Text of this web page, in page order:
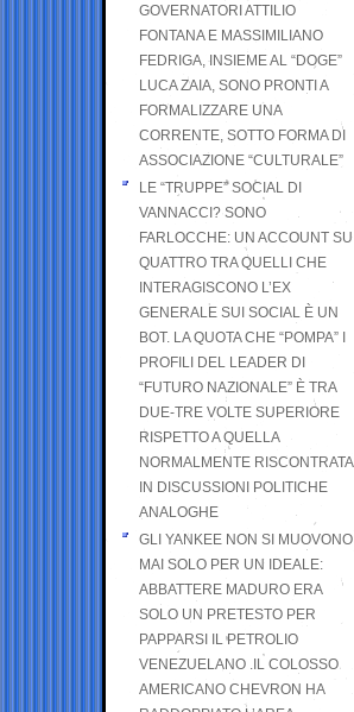
GOVERNATORI ATTILIO
FONTANA E MASSIMILIANO
FEDRIGA, INSIEME AL “DOGE”
LUCA ZAIA, SONO PRONTI A
FORMALIZZARE UNA
CORRENTE, SOTTO FORMA DI
ASSOCIAZIONE “CULTURALE”
LE “TRUPPE” SOCIAL DI
VANNACCI? SONO
FARLOCCHE: UN ACCOUNT SU
QUATTRO TRA QUELLI CHE
INTERAGISCONO L’EX
GENERALE SUI SOCIAL È UN
BOT. LA QUOTA CHE “POMPA” I
PROFILI DEL LEADER DI
“FUTURO NAZIONALE” È TRA
DUE-TRE VOLTE SUPERIORE
RISPETTO A QUELLA
NORMALMENTE RISCONTRATA
IN DISCUSSIONI POLITICHE
ANALOGHE
GLI YANKEE NON SI MUOVONO
MAI SOLO PER UN IDEALE:
ABBATTERE MADURO ERA
SOLO UN PRETESTO PER
PAPPARSI IL PETROLIO
VENEZUELANO .IL COLOSSO
AMERICANO CHEVRON HA